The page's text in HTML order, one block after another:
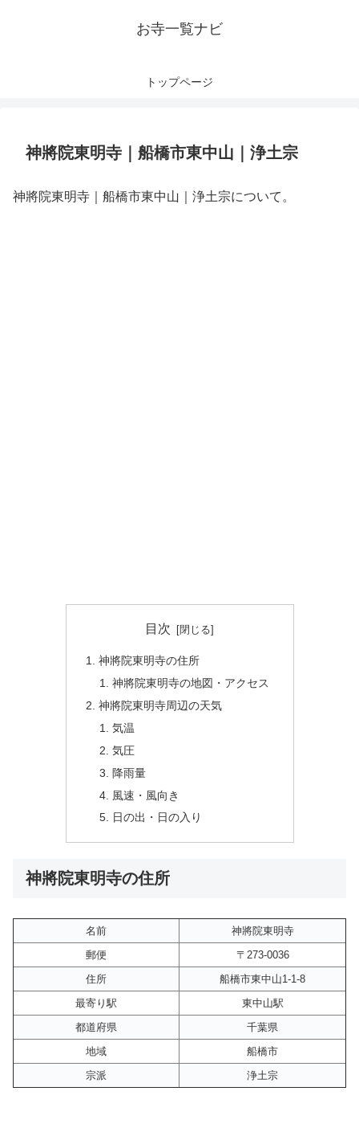
お寺一覧ナビ
トップページ
神將院東明寺｜船橋市東中山｜浄土宗
神將院東明寺｜船橋市東中山｜浄土宗について。
目次
神將院東明寺の住所
神將院東明寺の地図・アクセス
神將院東明寺周辺の天気
気温
気圧
降雨量
風速・風向き
日の出・日の入り
神將院東明寺の住所
名前
神將院東明寺
郵便
〒273-0036
住所
船橋市東中山1-1-8
最寄り駅
東中山駅
都道府県
千葉県
地域
船橋市
宗派
浄土宗